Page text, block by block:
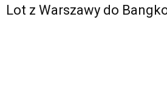
Lot z Warszawy do